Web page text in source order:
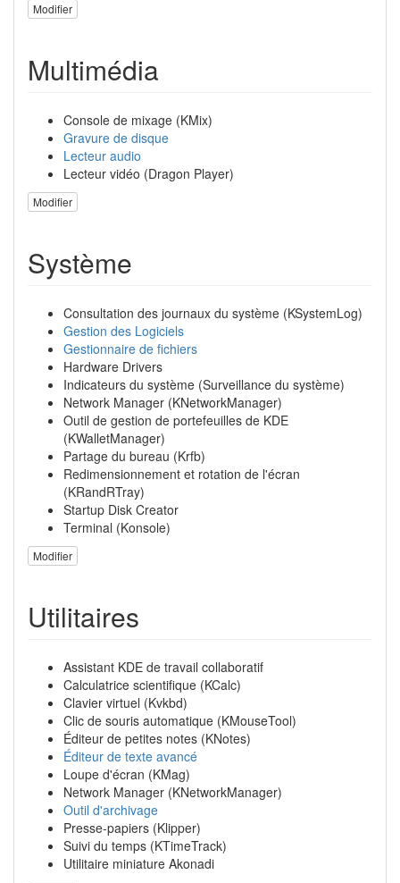
Modifier
Multimédia
Console de mixage (KMix)
Gravure de disque
Lecteur audio
Lecteur vidéo (Dragon Player)
Modifier
Système
Consultation des journaux du système (KSystemLog)
Gestion des Logiciels
Gestionnaire de fichiers
Hardware Drivers
Indicateurs du système (Surveillance du système)
Network Manager (KNetworkManager)
Outil de gestion de portefeuilles de KDE
(KWalletManager)
Partage du bureau (Krfb)
Redimensionnement et rotation de l'écran
(KRandRTray)
Startup Disk Creator
Terminal (Konsole)
Modifier
Utilitaires
Assistant KDE de travail collaboratif
Calculatrice scientifique (KCalc)
Clavier virtuel (Kvkbd)
Clic de souris automatique (KMouseTool)
Éditeur de petites notes (KNotes)
Éditeur de texte avancé
Loupe d'écran (KMag)
Network Manager (KNetworkManager)
Outil d'archivage
Presse-papiers (Klipper)
Suivi du temps (KTimeTrack)
Utilitaire miniature Akonadi